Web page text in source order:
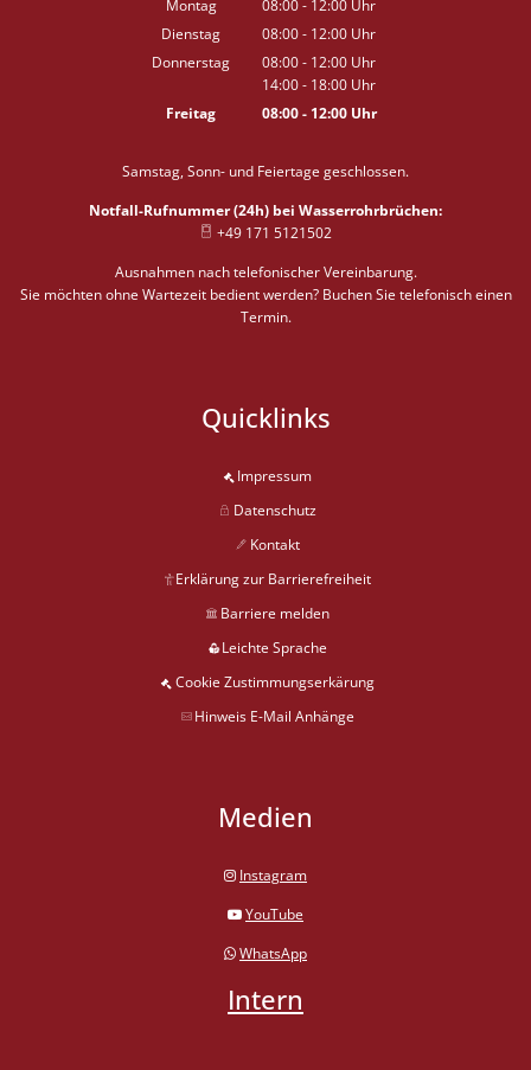
Montag 08:00- 12:00 Uhr
Von 08:00 bis 12:00 Uhr
Dienstag 08:00- 12:00 Uhr
Von 08:00 bis 12:00 Uhr
Donnerstag 08:00- 12:00 Uhr
Von 08:00 bis 12:00 Uhr
14:00- 18:00 Uhr
Von 14:00 bis 18:00 Uhr
Freitag 08:00- 12:00Uhr
Samstag, Sonn- und Feiertage geschlossen.
Notfall-Rufnummer (24h) bei Wasserrohrbrüchen:
+49 171 5121502
Ausnahmen nach telefonischer Vereinbarung.
Sie möchten ohne Wartezeit bedient werden? Buchen Sie telefonisch einen
Termin.
Quicklinks
Impressum
Datenschutz
Kontakt
Erklärung zur Barrierefreiheit
Barriere melden
Leichte Sprache
Cookie Zustimmungserkärung
Hinweis E-Mail Anhänge
Medien
Instagram
YouTube
WhatsApp
Intern